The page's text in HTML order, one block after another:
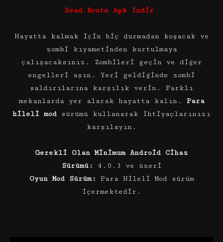
Dead Route Apk İndir
Hayatta kalmak için hiç durmadan koşacak ve
zombi kıyametinden kurtulmaya
çalışacaksınız. Zombileri geçin ve diğer
engelleri aşın. Yeri geldiğinde zombi
saldırılarına karşılık verin. Farklı
mekanlarda yer alarak hayatta kalın. Para
hileli mod sürümü kullanarak ihtiyaçlarınızı
karşılayın.
Gerekli Olan Minimum Android Cihaz
Sürümü: 4.0.3 ve üzeri
Oyun Mod Sürüm: Para Hileli Mod sürüm
içermektedir.